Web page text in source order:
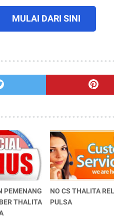
MULAI DARI SINI
PEMENANG
THALITA
NO CS THALITA
PULSA